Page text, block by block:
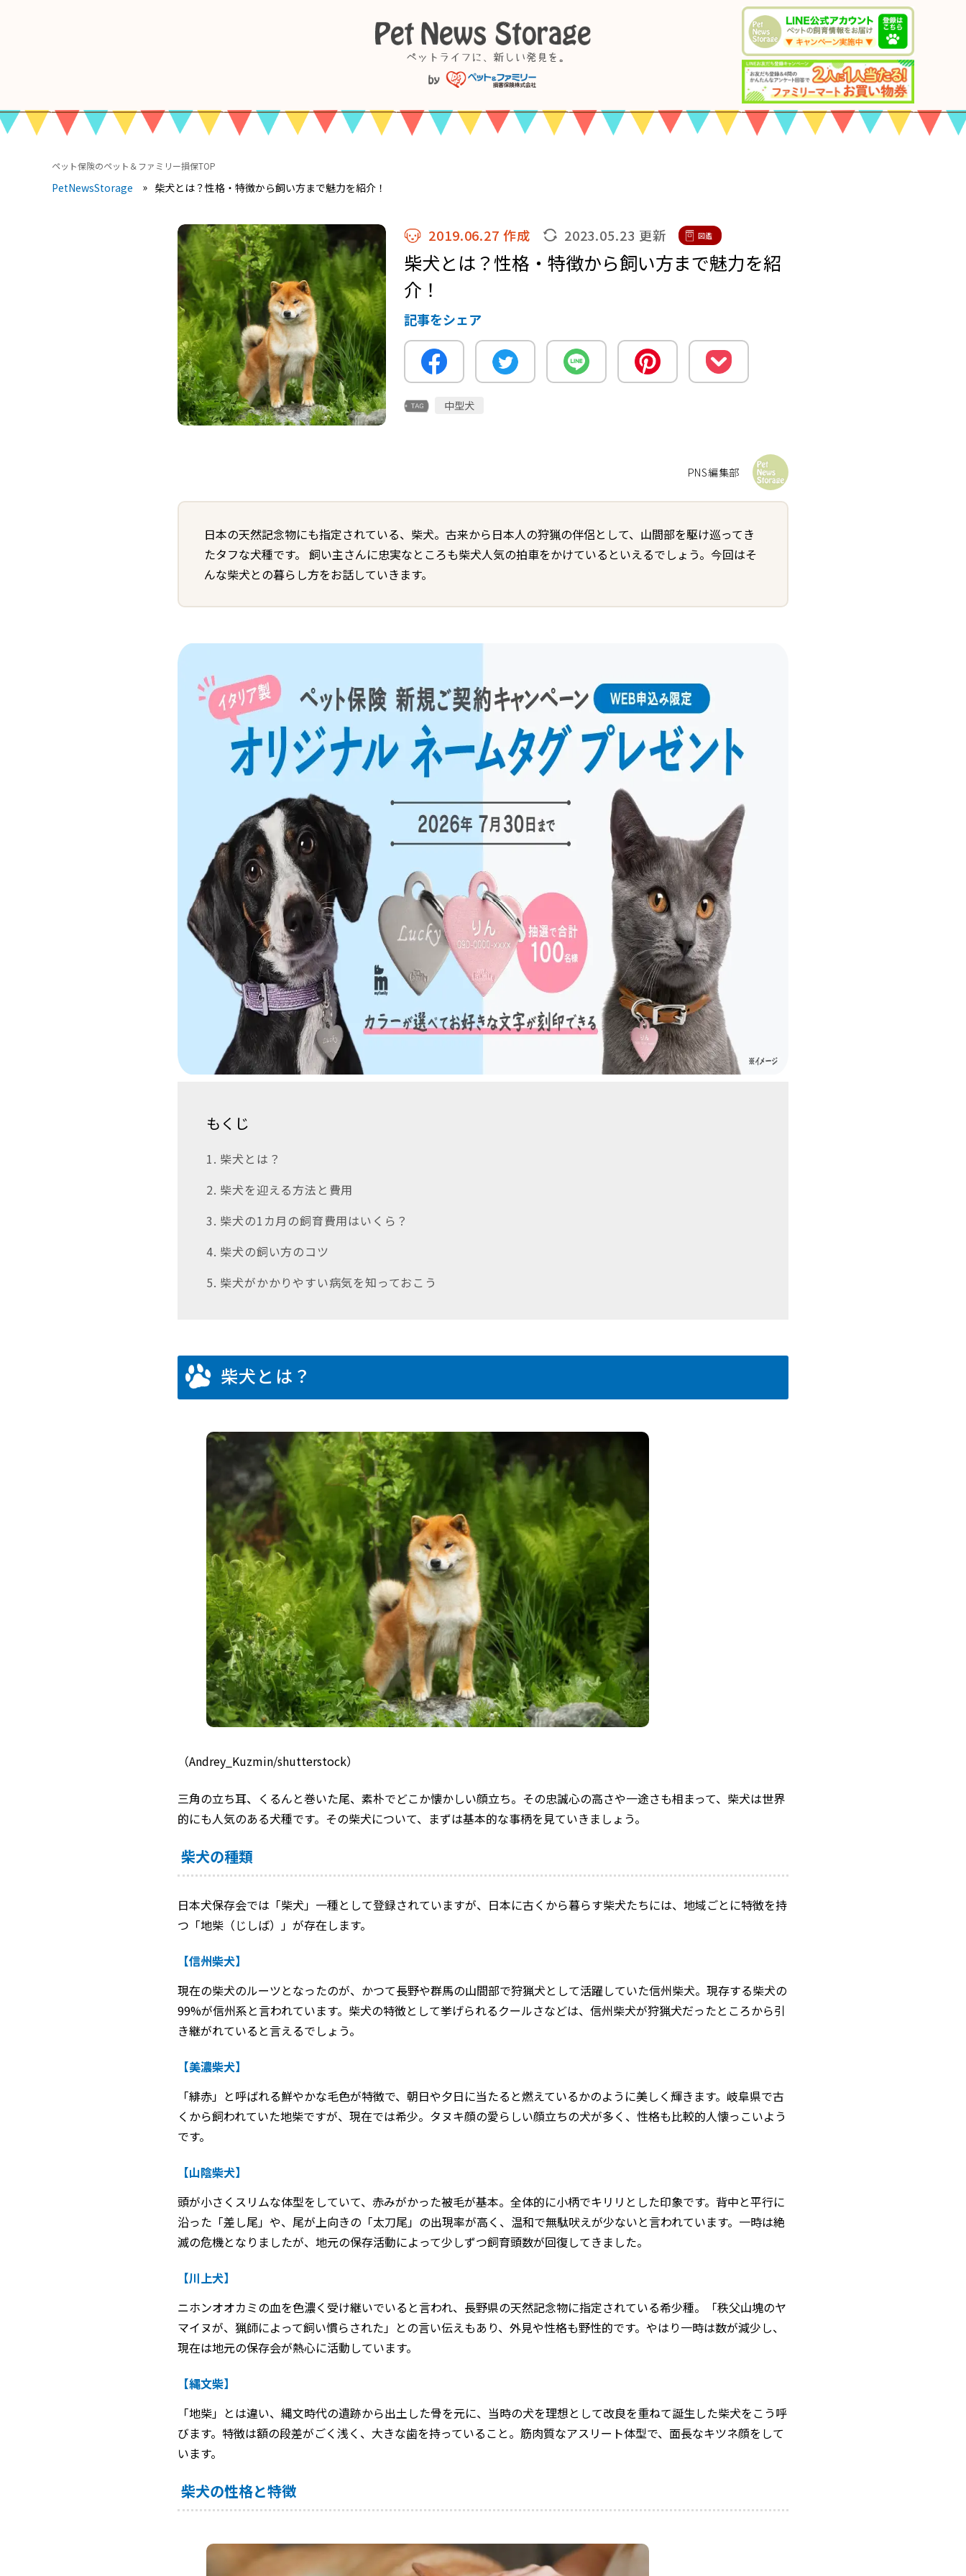
ペット保険のペット＆ファミリー損保TOP
PetNewsStorage 柴犬とは？性格・特徴から飼い方まで魅力を紹介！
2019.06.27 作成 2023.05.23 更新 図鑑
柴犬とは？性格・特徴から飼い方まで魅力を紹
介！
記事をシェア
中型犬
PNS編集部
日本の天然記念物にも指定されている、柴犬。古来から日本人の狩猟の伴侶として、山間部を駆け巡ってき
たタフな犬種です。 飼い主さんに忠実なところも柴犬人気の拍車をかけているといえるでしょう。今回はそ
んな柴犬との暮らし方をお話していきます。
もくじ
1. 柴犬とは？
2. 柴犬を迎える方法と費用
3. 柴犬の1カ月の飼育費用はいくら？
4. 柴犬の飼い方のコツ
5. 柴犬がかかりやすい病気を知っておこう
柴犬とは？
（Andrey_Kuzmin/shutterstock）
三角の立ち耳、くるんと巻いた尾、素朴でどこか懐かしい顔立ち。その忠誠心の高さや一途さも相まって、柴犬は世界
的にも人気のある犬種です。その柴犬について、まずは基本的な事柄を見ていきましょう。
柴犬の種類
日本犬保存会では「柴犬」一種として登録されていますが、日本に古くから暮らす柴犬たちには、地域ごとに特徴を持
つ「地柴（じしば）」が存在します。
【信州柴犬】
現在の柴犬のルーツとなったのが、かつて長野や群馬の山間部で狩猟犬として活躍していた信州柴犬。現存する柴犬の
99%が信州系と言われています。柴犬の特徴として挙げられるクールさなどは、信州柴犬が狩猟犬だったところから引
き継がれていると言えるでしょう。
【美濃柴犬】
「緋赤」と呼ばれる鮮やかな毛色が特徴で、朝日や夕日に当たると燃えているかのように美しく輝きます。岐阜県で古
くから飼われていた地柴ですが、現在では希少。タヌキ顔の愛らしい顔立ちの犬が多く、性格も比較的人懐っこいよう
です。
【山陰柴犬】
頭が小さくスリムな体型をしていて、赤みがかった被毛が基本。全体的に小柄でキリリとした印象です。背中と平行に
沿った「差し尾」や、尾が上向きの「太刀尾」の出現率が高く、温和で無駄吠えが少ないと言われています。一時は絶
滅の危機となりましたが、地元の保存活動によって少しずつ飼育頭数が回復してきました。
【川上犬】
ニホンオオカミの血を色濃く受け継いでいると言われ、長野県の天然記念物に指定されている希少種。「秩父山塊のヤ
マイヌが、猟師によって飼い慣らされた」との言い伝えもあり、外見や性格も野性的です。やはり一時は数が減少し、
現在は地元の保存会が熱心に活動しています。
【縄文柴】
「地柴」とは違い、縄文時代の遺跡から出土した骨を元に、当時の犬を理想として改良を重ねて誕生した柴犬をこう呼
びます。特徴は額の段差がごく浅く、大きな歯を持っていること。筋肉質なアスリート体型で、面長なキツネ顔をして
います。
柴犬の性格と特徴